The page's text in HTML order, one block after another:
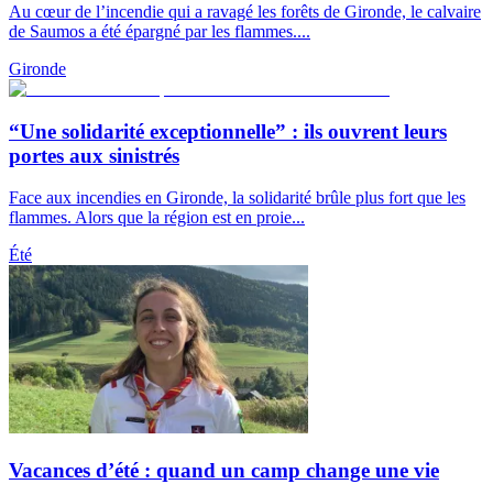
Au cœur de l’incendie qui a ravagé les forêts de Gironde, le calvaire
de Saumos a été épargné par les flammes....
Gironde
“Une solidarité exceptionnelle” : ils ouvrent leurs
portes aux sinistrés
Face aux incendies en Gironde, la solidarité brûle plus fort que les
flammes. Alors que la région est en proie...
Été
Vacances d’été : quand un camp change une vie